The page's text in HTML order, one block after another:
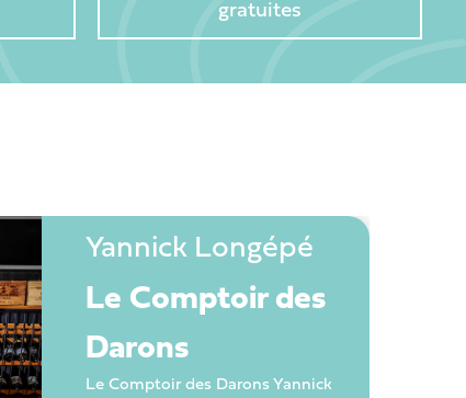
gratuites
Yannick Longépé
Le Comptoir des
Darons
Le Comptoir des Darons Yannick